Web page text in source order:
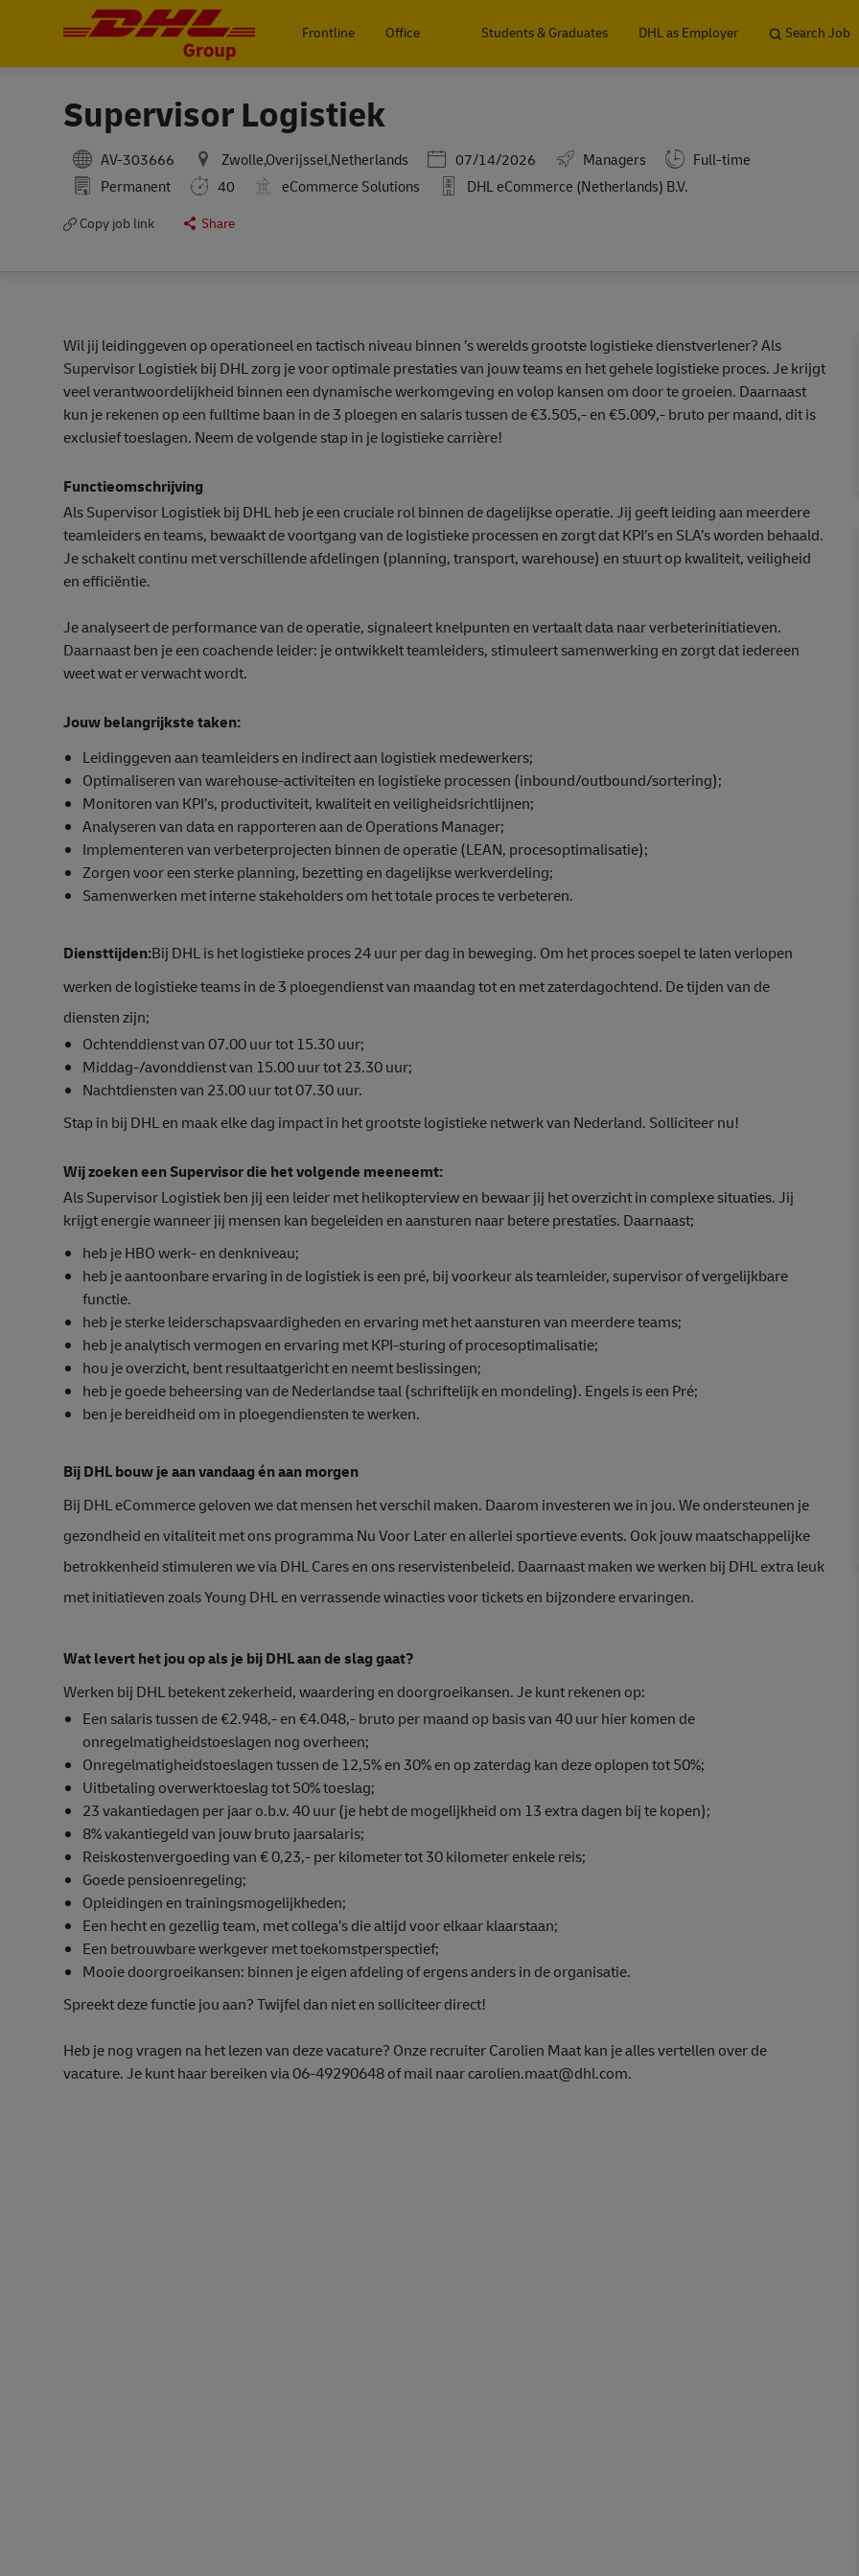
Frontline
Office Students & Graduates DHL as Employer Search Job
Supervisor Logistiek
AV-303666 Zwolle,Overijssel,Netherlands Posted Date
07/14/2026 Managers
Full-time
Permanent
40 eCommerce Solutions DHL eCommerce (Netherlands) B.V.
Copy job link Share
Wil jij leidinggeven op operationeel en tactisch niveau binnen ’s werelds grootste logistieke dienstverlener? Als
Supervisor Logistiek bij DHL zorg je voor optimale prestaties van jouw teams en het gehele logistieke proces. Je krijgt
veel verantwoordelijkheid binnen een dynamische werkomgeving en volop kansen om door te groeien. Daarnaast
kun je rekenen op een fulltime baan in de 3 ploegen en salaris tussen de €3.505,- en €5.009,- bruto per maand, dit is
exclusief toeslagen. Neem de volgende stap in je logistieke carrière!
Functieomschrijving
Als Supervisor Logistiek bij DHL heb je een cruciale rol binnen de dagelijkse operatie. Jij geeft leiding aan meerdere
teamleiders en teams, bewaakt de voortgang van de logistieke processen en zorgt dat KPI’s en SLA’s worden behaald.
Je schakelt continu met verschillende afdelingen (planning, transport, warehouse) en stuurt op kwaliteit, veiligheid
en efficiëntie.
Je analyseert de performance van de operatie, signaleert knelpunten en vertaalt data naar verbeterinitiatieven.
Daarnaast ben je een coachende leider: je ontwikkelt teamleiders, stimuleert samenwerking en zorgt dat iedereen
weet wat er verwacht wordt.
Jouw belangrijkste taken:
Leidinggeven aan teamleiders en indirect aan logistiek medewerkers;
Optimaliseren van warehouse‑activiteiten en logistieke processen (inbound/outbound/sortering);
Monitoren van KPI’s, productiviteit, kwaliteit en veiligheidsrichtlijnen;
Analyseren van data en rapporteren aan de Operations Manager;
Implementeren van verbeterprojecten binnen de operatie (LEAN, procesoptimalisatie);
Zorgen voor een sterke planning, bezetting en dagelijkse werkverdeling;
Samenwerken met interne stakeholders om het totale proces te verbeteren.
Diensttijden:Bij DHL is het logistieke proces 24 uur per dag in beweging. Om het proces soepel te laten verlopen
werken de logistieke teams in de 3 ploegendienst van maandag tot en met zaterdagochtend. De tijden van de
diensten zijn;
Ochtenddienst van 07.00 uur tot 15.30 uur;
Middag-/avonddienst van 15.00 uur tot 23.30 uur;
Nachtdiensten van 23.00 uur tot 07.30 uur.
Stap in bij DHL en maak elke dag impact in het grootste logistieke netwerk van Nederland. Solliciteer nu!
Wij zoeken een Supervisor die het volgende meeneemt:
Als Supervisor Logistiek ben jij een leider met helikopterview en bewaar jij het overzicht in complexe situaties. Jij
krijgt energie wanneer jij mensen kan begeleiden en aansturen naar betere prestaties. Daarnaast;
heb je HBO werk- en denkniveau;
heb je aantoonbare ervaring in de logistiek is een pré, bij voorkeur als teamleider, supervisor of vergelijkbare
functie.
heb je sterke leiderschapsvaardigheden en ervaring met het aansturen van meerdere teams;
heb je analytisch vermogen en ervaring met KPI‑sturing of procesoptimalisatie;
hou je overzicht, bent resultaatgericht en neemt beslissingen;
heb je goede beheersing van de Nederlandse taal (schriftelijk en mondeling). Engels is een Pré;
ben je bereidheid om in ploegendiensten te werken.
Bij DHL bouw je aan vandaag én aan morgen
Bij DHL eCommerce geloven we dat mensen het verschil maken. Daarom investeren we in jou. We ondersteunen je
gezondheid en vitaliteit met ons programma Nu Voor Later en allerlei sportieve events. Ook jouw maatschappelijke
betrokkenheid stimuleren we via DHL Cares en ons reservistenbeleid. Daarnaast maken we werken bij DHL extra leuk
met initiatieven zoals Young DHL en verrassende winacties voor tickets en bijzondere ervaringen.
Wat levert het jou op als je bij DHL aan de slag gaat?
Werken bij DHL betekent zekerheid, waardering en doorgroeikansen. Je kunt rekenen op:
Een salaris tussen de €2.948,- en €4.048,- bruto per maand op basis van 40 uur hier komen de
onregelmatigheidstoeslagen nog overheen;
Onregelmatigheidstoeslagen tussen de 12,5% en 30% en op zaterdag kan deze oplopen tot 50%;
Uitbetaling overwerktoeslag tot 50% toeslag;
23 vakantiedagen per jaar o.b.v. 40 uur (je hebt de mogelijkheid om 13 extra dagen bij te kopen);
8% vakantiegeld van jouw bruto jaarsalaris;
Reiskostenvergoeding van € 0,23,- per kilometer tot 30 kilometer enkele reis;
Goede pensioenregeling;
Opleidingen en trainingsmogelijkheden;
Een hecht en gezellig team, met collega’s die altijd voor elkaar klaarstaan;
Een betrouwbare werkgever met toekomstperspectief;
Mooie doorgroeikansen: binnen je eigen afdeling of ergens anders in de organisatie.
Spreekt deze functie jou aan? Twijfel dan niet en solliciteer direct!
Heb je nog vragen na het lezen van deze vacature? Onze recruiter Carolien Maat kan je alles vertellen over de
vacature. Je kunt haar bereiken via 06-49290648 of mail naar carolien.maat@dhl.com.